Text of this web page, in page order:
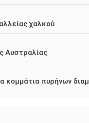
χαλκού
Αυστραλίας
κομμάτια πυρήνων